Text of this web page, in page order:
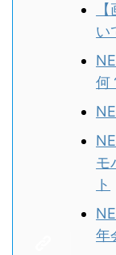
い
何
モ
ト
年